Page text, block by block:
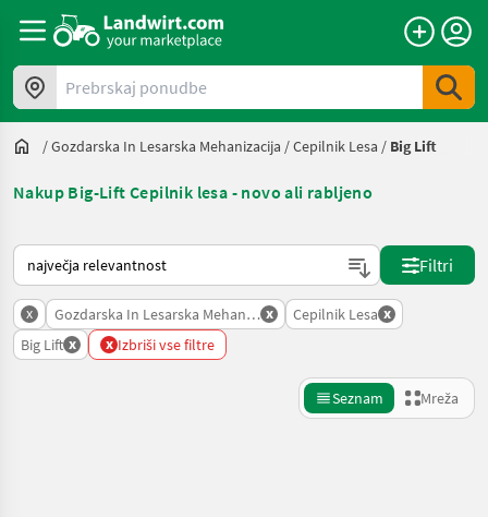
Prebrskaj ponudbe
/Gozdarska In Lesarska Mehanizacija /Cepilnik Lesa / Big Lift
Nakup Big-Lift Cepilnik lesa - novo ali rabljeno
Tako je razvrščeno na Landwirt.com
Filtri
x Gozdarska In Lesarska Mehanizacija
x Cepilnik Lesa x
Big Lift x x Izbriši vse filtre
Seznam Mreža